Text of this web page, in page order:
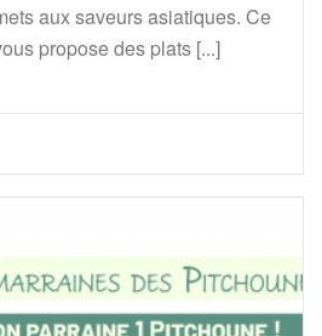
aux saveurs asiatiques. Ce
propose des plats [...]